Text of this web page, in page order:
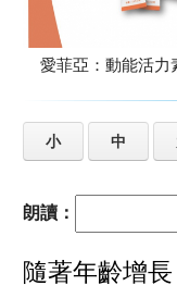
愛菲亞：動能活力
小 中
朗讀：
隨著年齡增